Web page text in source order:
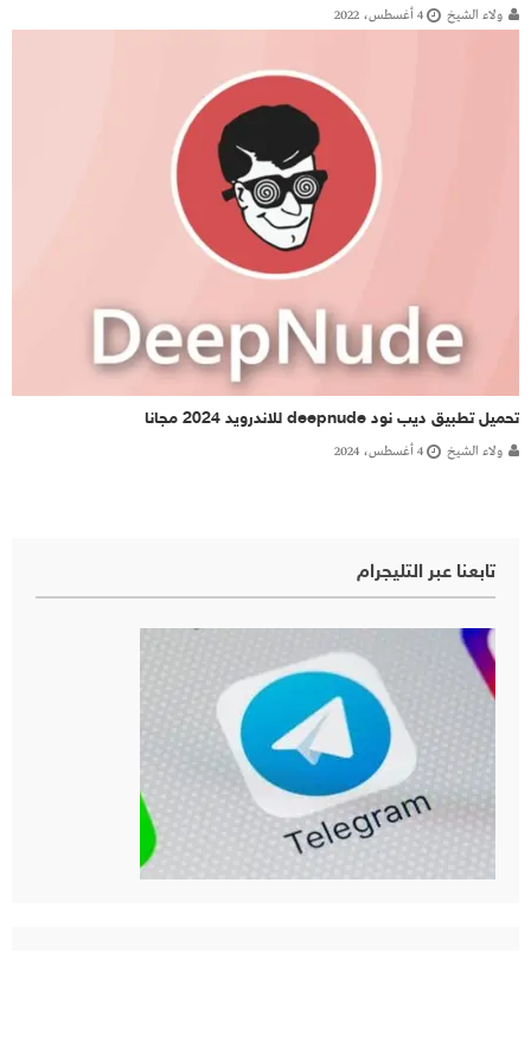
ولاء الشيخ 4 أغسطس، 2022
تحميل تطبيق ديب نود deepnude للاندرويد 2024 مجانا
ولاء الشيخ 4 أغسطس، 2024
تابعنا عبر التليجرام